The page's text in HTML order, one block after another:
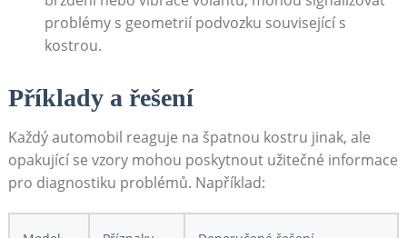
problémy⁢ s geometrií podvozku související s
kostrou.
Příklady⁢ a​ řešení
Každý automobil reaguje na špatnou kostru⁤ jinak, ale
⁣opakující se vzory mohou poskytnout užitečné informace
pro diagnostiku⁤ problémů. Například: